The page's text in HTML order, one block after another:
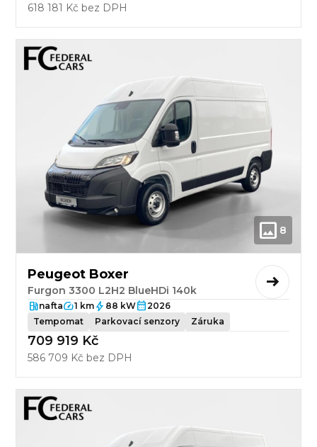
618 181 Kč bez DPH
8
Peugeot Boxer
Furgon 3300 L2H2 BlueHDi 140k
nafta 1 km 88 kW
2026
Tempomat
Parkovací senzory Záruka
709 919 Kč
586 709 Kč bez DPH